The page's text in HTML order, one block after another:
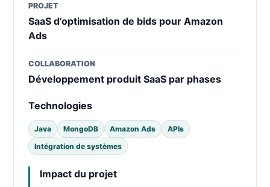
PROJET
SaaS d’optimisation de bids pour Amazon
Ads
COLLABORATION
Développement produit SaaS par phases
Technologies
Java MongoDB Amazon Ads
APIs
Intégration de systèmes
Impact du projet